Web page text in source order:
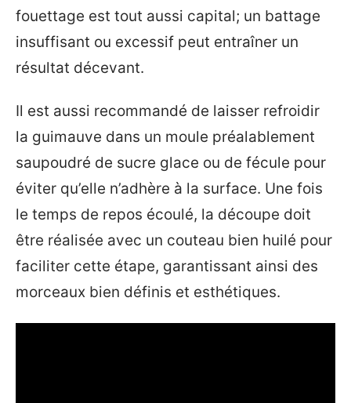
fouettage est tout aussi capital; un battage
insuffisant ou excessif peut entraîner un
résultat décevant.
Il est aussi recommandé de laisser refroidir
la guimauve dans un moule préalablement
saupoudré de sucre glace ou de fécule pour
éviter qu’elle n’adhère à la surface. Une fois
le temps de repos écoulé, la découpe doit
être réalisée avec un couteau bien huilé pour
faciliter cette étape, garantissant ainsi des
morceaux bien définis et esthétiques.